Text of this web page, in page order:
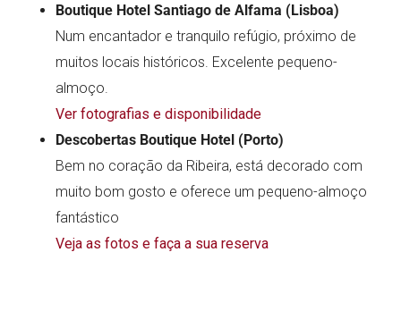
Boutique Hotel Santiago de Alfama (Lisboa)
Num encantador e tranquilo refúgio, próximo de
muitos locais históricos. Excelente pequeno-
almoço.
Ver fotografias e disponibilidade
Descobertas Boutique Hotel (Porto)
Bem no coração da Ribeira, está decorado com
muito bom gosto e oferece um pequeno-almoço
fantástico
Veja as fotos e faça a sua reserva